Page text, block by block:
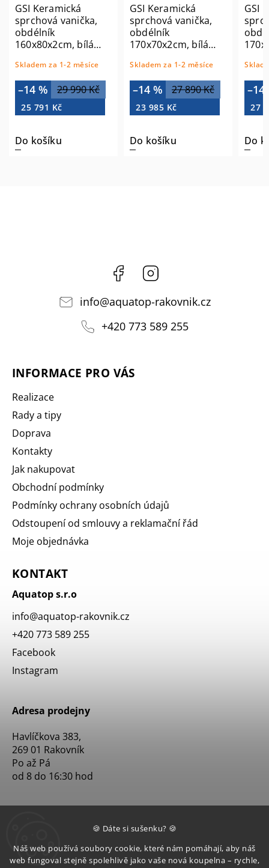
🍪 Dáte si sušenku? 🍪
Náš web používá soubory cookie, které nám pomáhají, aby náš
web fungoval stejně spolehlivě jako vaše nová koupelna – rychle,
GSI Keramická
sprchová vanička,
obdélník
160x80x2cm, bílá
Skladem za 1-2 měsíce
29 990 Kč
–14 %
25 791 Kč
Do košíku
GSI Keramická
sprchová vanička,
obdélník
170x70x2cm, bílá
Skladem za 1-2 měsíce
27 890 Kč
–14 %
23 985 Kč
Do košíku
GSI
–14
27
Do
Facebook
info@aquatop-rakovnik.cz
+420 773 589 255
INFORMACE PRO VÁS
Realizace
Rady a tipy
Doprava
Kontakty
Jak nakupovat
Obchodní podmínky
Podmínky ochrany osobních údajů
Odstoupení od smlouvy a reklamační řád
Moje objednávka
KONTAKT
Aquatop s.r.o
info@aquatop-rakovnik.cz
+420 773 589 255
Facebook
Instagram
Adresa prodejny
Havlíčkova 383,
269 01 Rakovník
Po až Pá
od 8 do 16:30 hod